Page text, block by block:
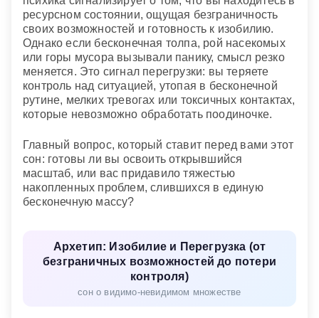
ресурсном состоянии, ощущая безграничность
своих возможностей и готовность к изобилию.
Однако если бесконечная толпа, рой насекомых
или горы мусора вызывали панику, смысл резко
меняется. Это сигнал перегрузки: вы теряете
контроль над ситуацией, утопая в бесконечной
рутине, мелких тревогах или токсичных контактах,
которые невозможно обработать поодиночке.
Главный вопрос, который ставит перед вами этот
сон: готовы ли вы освоить открывшийся
масштаб, или вас придавило тяжестью
накопленных проблем, слившихся в единую
бесконечную массу?
Архетип: Изобилие и Перегрузка (от
безграничных возможностей до потери
контроля)
сон о видимо-невидимом множестве